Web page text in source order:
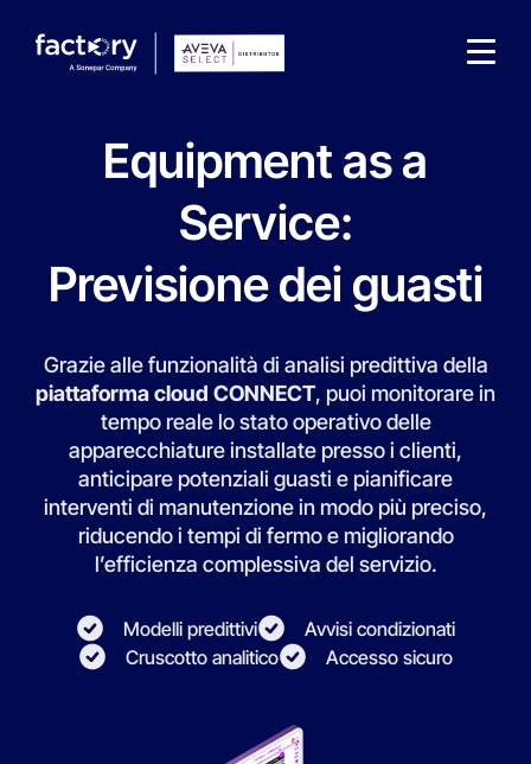
Che cosa sta cercando ?
Equipment as a
Service:
Previsione dei guasti
Grazie alle funzionalità di analisi predittiva della
piattaforma cloud CONNECT, puoi monitorare in
tempo reale lo stato operativo delle
apparecchiature installate presso i clienti,
anticipare potenziali guasti e pianificare
interventi di manutenzione in modo più preciso,
riducendo i tempi di fermo e migliorando
l’efficienza complessiva del servizio.
Modelli predittivi
Avvisi condizionati
Cruscotto analitico
Accesso sicuro